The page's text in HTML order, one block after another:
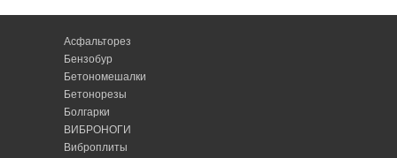
Асфальторез
Бензобур
Бетономешалки
Бетонорезы
Болгарки
ВИБРОНОГИ
Виброплиты